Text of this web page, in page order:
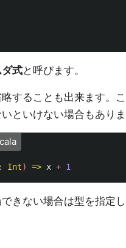
式と呼びます。
することも出来ます。
といけない場合もありま
: Int) => x + 1
きない場合は型を指定し